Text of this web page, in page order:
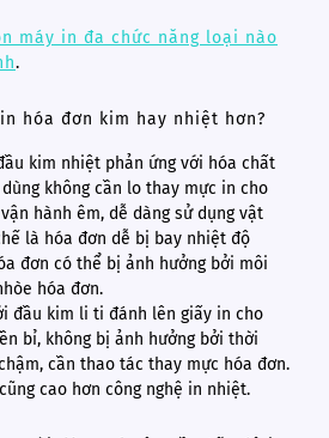
máy in đa chức năng loại nào
.
kim nhiệt phản ứng với hóa chất
không cần lo thay mực in cho
hành êm, dễ dàng sử dụng vật
là hóa đơn dễ bị bay nhiệt độ
đơn có thể bị ảnh hưởng bởi môi
hóa đơn.
đầu kim li ti đánh lên giấy in cho
bỉ, không bị ảnh hưởng bởi thời
cần thao tác thay mực hóa đơn.
cao hơn công nghệ in nhiệt.